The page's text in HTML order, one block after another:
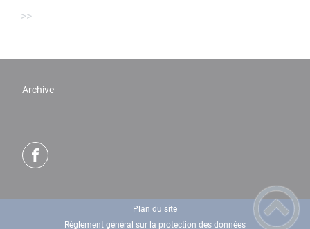
>>
Archive
Plan du site
Règlement général sur la protection des données